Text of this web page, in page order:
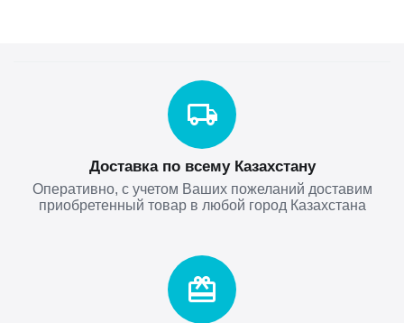
Доставка по всему Казахстану
Оперативно, с учетом Ваших пожеланий доставим
приобретенный товар в любой город Казахстана